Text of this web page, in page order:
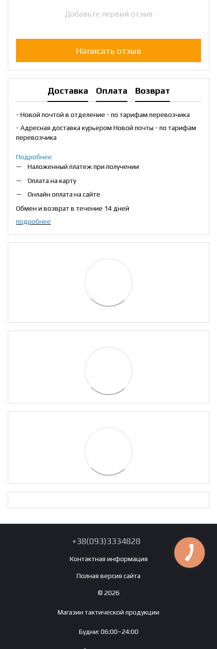
Добавьте первый отзыв
Написать отзыв
Доставка Оплата Возврат
- Новой почтой в отделение - по тарифам перевозчика
- Адресная доставка курьером Новой почты - по тарифам
перевозчика
Подробнее
Наложенный платеж при получении
Оплата на карту
Онлайн оплата на сайте
Обмен и возврат в течение 14 дней
подробнее
+38(093)3334828
Контактная информация
Полная версия сайта
© 2026
Магазин тактической продукции
Будни: 06:00–24:00